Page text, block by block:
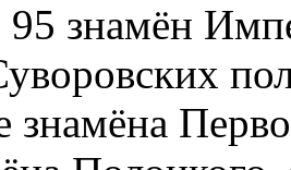
95 знамён
знамёна